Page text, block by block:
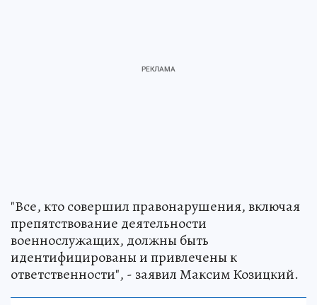
"Все, кто совершил правонарушения, включая
препятствование деятельности
военнослужащих, должны быть
идентифицированы и привлечены к
ответственности", - заявил Максим Козицкий.